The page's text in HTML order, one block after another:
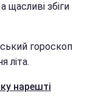
щасливі збіги
гороскоп
літа.
нарешті